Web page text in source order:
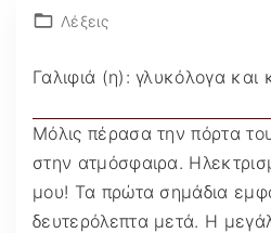
Λέξεις
Γαλιφιά (η): γλυκόλογα και
Μόλις πέρασα την πόρτα
στην ατμόσφαιρα.
μου! Τα πρώτα σημάδια
δευτερόλεπτα μετά. Η